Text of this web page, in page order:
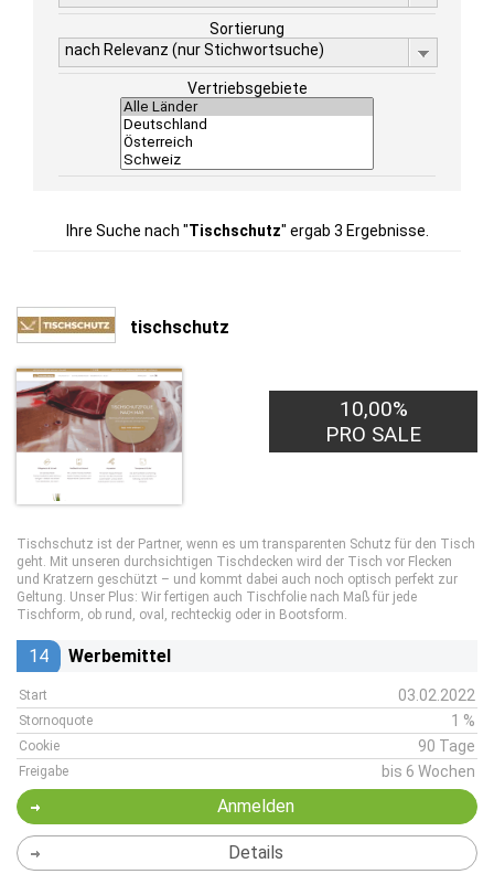
Sortierung
nach Relevanz (nur Stichwortsuche)
Vertriebsgebiete
Ihre Suche nach "Tischschutz" ergab 3 Ergebnisse.
tischschutz
10,00%
PRO SALE
Tischschutz ist der Partner, wenn es um transparenten Schutz für den Tisch
geht. Mit unseren durchsichtigen Tischdecken wird der Tisch vor Flecken
und Kratzern geschützt – und kommt dabei auch noch optisch perfekt zur
Geltung. Unser Plus: Wir fertigen auch Tischfolie nach Maß für jede
Tischform, ob rund, oval, rechteckig oder in Bootsform.
14 Werbemittel
Start 03.02.2022
Stornoquote 1 %
Cookie 90 Tage
Freigabe bis 6 Wochen
Anmelden
Details